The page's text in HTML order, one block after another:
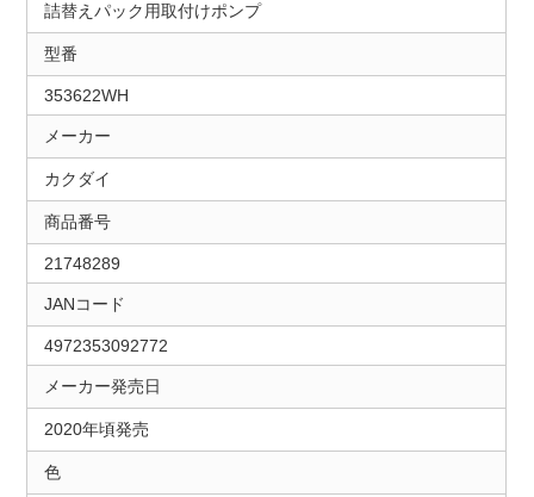
詰替えパック用取付けポンプ
型番
353622WH
メーカー
カクダイ
商品番号
21748289
JANコード
4972353092772
メーカー発売日
2020年頃発売
色